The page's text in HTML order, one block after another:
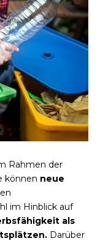
Rahmen der
können neue
im Hinblick auf
als
Darüber